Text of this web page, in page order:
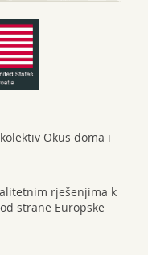
Okus doma i
rješenjima k
strane Europske